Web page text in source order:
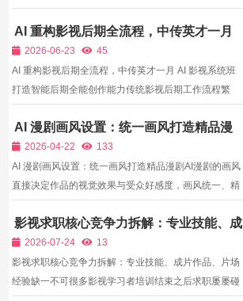
辑、调色、特效与音频处理，它将拍摄的素材整合优
化，赋予作品更丰富的情感表达与视觉冲击力，是影视
创作中不可或...
AI 重构影视后期全流程，中传英才一月
AI 影视系统班打造智能后期全能创作能
力
2026-06-23
45
AI 重构影视后期全流程，中传英才一月 AI 影视系统班
打造智能后期全能创作能力传统影视后期工作流程繁
作，单条短片后期制作耗时数小时，连载短剧批量后期
人力成本居高不下；生成式AI技术落地后期领域后，智
能分镜剪辑...
AI 漫剧画风设置：统一画风打造精品漫
剧2026-04-22
133
AI 漫剧画风设置：统一画风打造精品漫剧AI漫剧的画风
直接决定作品的视觉效果与受众好感度，画风统一、精
剧，常出现画风混乱、角色与场景画风不符、画面违和
等问题，核心原因是不懂画风设置技巧。 AI漫剧画风设
置核心...
影视求职核心竞争力拆解：专业技能、成
片作品、片场经验缺一不可
2026-07-24
13
影视求职核心竞争力拆解：专业技能、成片作品、片场
经验缺一不可很多影视学习者培训结束之后求职屡屡碰